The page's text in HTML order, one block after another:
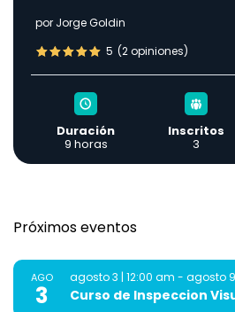
por Jorge Goldin
5 (2 opiniones)
Duración
9 horas
Inscritos
3
Próximos eventos
AGO
3
agosto 3 | 12:00 am - agosto
Curso de Inspeccion